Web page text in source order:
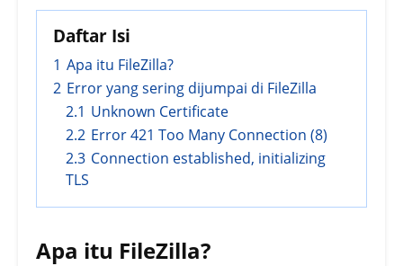
Daftar Isi
1 Apa itu FileZilla?
2 Error yang sering dijumpai di FileZilla
2.1 Unknown Certificate
2.2 Error 421 Too Many Connection (8)
2.3 Connection established, initializing
TLS
Apa itu FileZilla?